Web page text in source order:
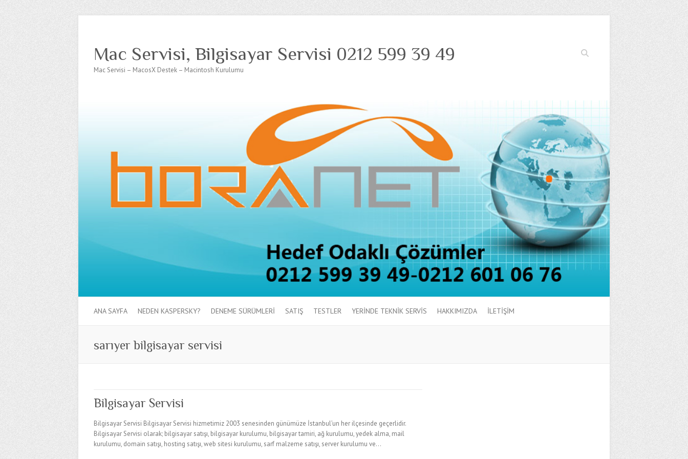
Search
Mac Servisi, Bilgisayar Servisi 0212 599 39 49
Mac Servisi – MacosX Destek – Macintosh Kurulumu
ANA SAYFA NEDEN KASPERSKY? DENEME SÜRÜMLERİ SATIŞ TESTLER YERİNDE TEKNİK SERVİS HAKKIMIZDA İLETİŞİM
sarıyer bilgisayar servisi
Bilgisayar Servisi
Bilgisayar Servisi Bilgisayar Servisi hizmetimiz 2003 senesinden günümüze İstanbul’un her ilçesinde geçerlidir.
Bilgisayar Servisi olarak; bilgisayar satışı, bilgisayar kurulumu, bilgisayar tamiri, ağ kurulumu, yedek alma, mail
kurulumu, domain satışı, hosting satışı, web sitesi kurulumu, sarf malzeme satışı, server kurulumu ve…